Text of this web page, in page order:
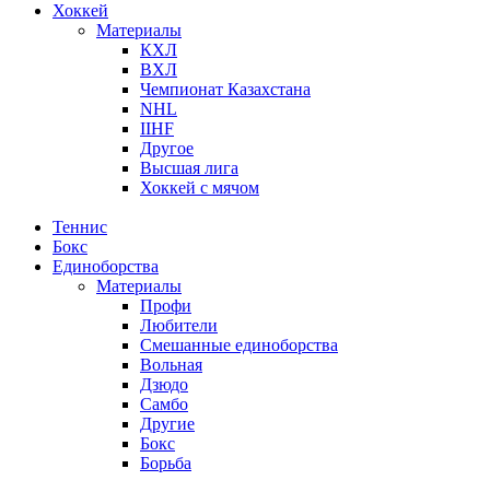
Хоккей
Материалы
КХЛ
ВХЛ
Чемпионат Казахстана
NHL
IIHF
Другое
Высшая лига
Хоккей с мячом
Теннис
Бокс
Единоборства
Материалы
Профи
Любители
Смешанные единоборства
Вольная
Дзюдо
Самбо
Другие
Бокс
Борьба